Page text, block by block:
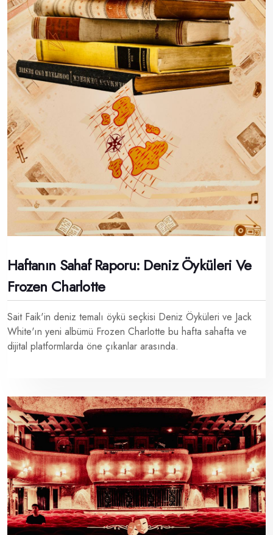
Haftanın Sahaf Raporu: Deniz Öyküleri Ve
Frozen Charlotte
Sait Faik'in deniz temalı öykü seçkisi Deniz Öyküleri ve Jack
White'ın yeni albümü Frozen Charlotte bu hafta sahafta ve
dijital platformlarda öne çıkanlar arasında.